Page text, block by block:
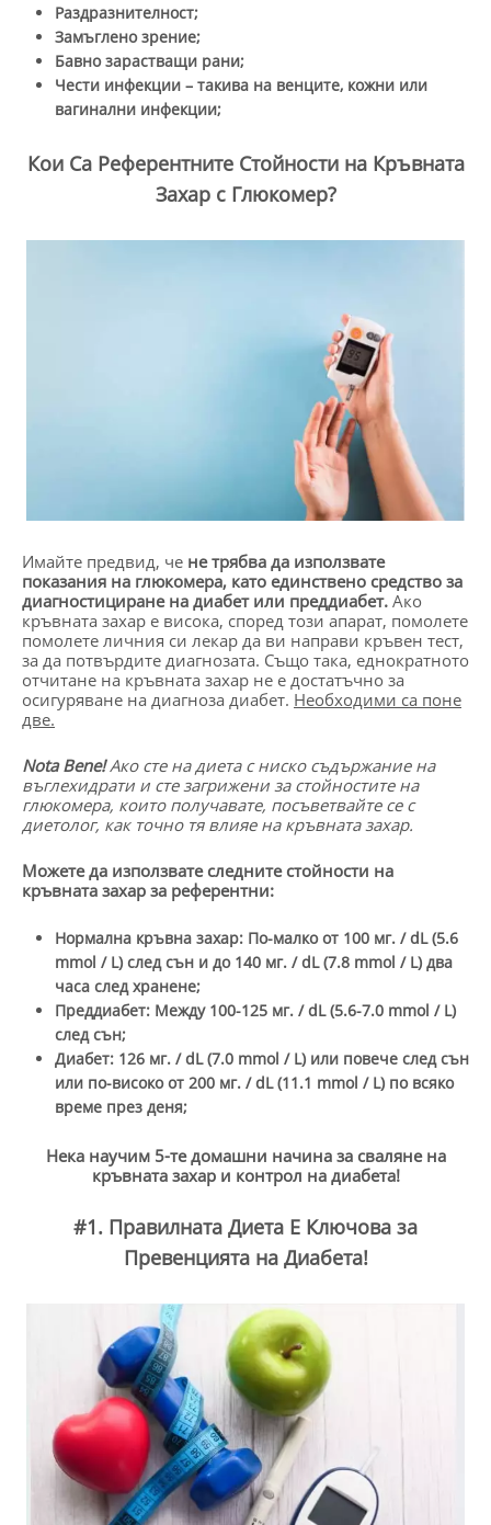
Раздразнителност;
Замъглено зрение;
Бавно зарастващи рани;
Чести инфекции – такива на венците, кожни или
вагинални инфекции;
Кои Са Референтните Стойности на Кръвната
Захар с Глюкомер?
Имайте предвид, че не трябва да използвате
показания на глюкомера, като единствено средство за
диагностициране на диабет или преддиабет. Ако
кръвната захар е висока, според този апарат, помолете
помолете личния си лекар да ви направи кръвен тест,
за да потвърдите диагнозата. Също така, еднократното
отчитане на кръвната захар не е достатъчно за
осигуряване на диагноза диабет. Необходими са поне
две.
Nota Bene!Ако сте на диета с ниско съдържание на
въглехидрати и сте загрижени за стойностите на
глюкомера, които получавате, посъветвайте се с
диетолог, как точно тя влияе на кръвната захар.
Можете да използвате следните стойности на
кръвната захар за референтни:
Нормална кръвна захар: По-малко от 100 мг. / dL (5.6
mmol / L) след сън и до 140 мг. / dL (7.8 mmol / L) два
часа след хранене;
Преддиабет: Между 100-125 мг. / dL (5.6-7.0 mmol / L)
след сън;
Диабет: 126 мг. / dL (7.0 mmol / L) или повече след сън
или по-високо от 200 мг. / dL (11.1 mmol / L) по всяко
време през деня;
Нека научим 5-те домашни начина за сваляне на
кръвната захар и контрол на диабета!
#1. Правилната Диета Е Ключова за
Превенцията на Диабета!